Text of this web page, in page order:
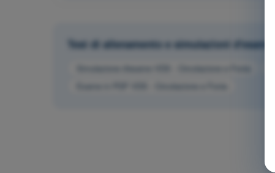
Test di allenamento e simulazioni